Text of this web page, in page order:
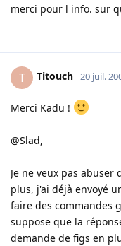
merci pour l info. sur
T Titouch 20 juil.
Merci Kadu !
@Slad,
Je ne veux pas
plus, j'ai déjà envoyé
faire des commandes
suppose que la
demande de figs en